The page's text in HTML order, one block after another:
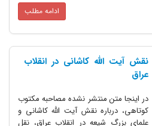
ادامه مطلب
نقش آیت الله کاشانی در انقلاب
عراق
در اینجا متن منتشر نشده مصاحبه مکتوب
کوتاهی، درباره نقش آیت الله کاشانی و
علمای بزرگ شیعه در انقلاب عراق، نقل